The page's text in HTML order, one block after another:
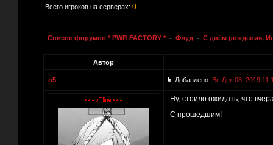
Всего игроков на серверах: 0
Список форумов * PWR FACTORY * - Флуд - С днём рождения,
Автор
o5 Добавлено: Вс Дек 08, 2019
Ну, стоило ожидать, что
С прошедшим!